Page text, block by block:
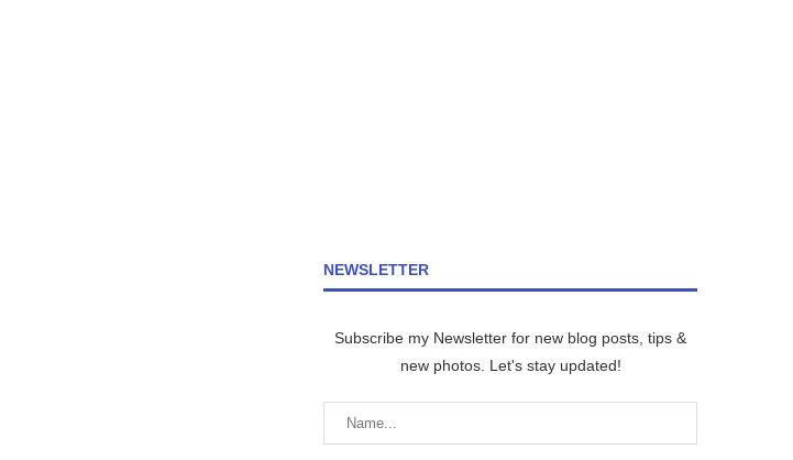
NEWSLETTER
Subscribe my Newsletter for new blog posts, tips &
new photos. Let's stay updated!